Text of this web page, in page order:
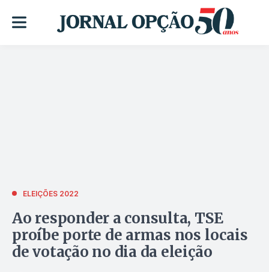
ELEIÇÕES 2022
Ao responder a consulta, TSE
proíbe porte de armas nos locais
de votação no dia da eleição